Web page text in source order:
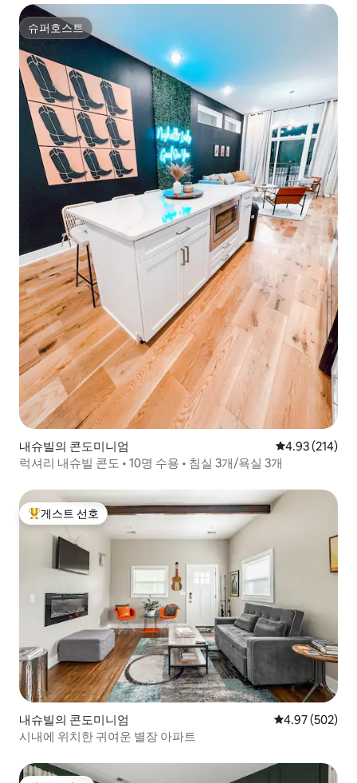
지고 있습니다. 저희는 절반 가격 이하이며,
리트리트 앳 투 리버스에서 훨씬 더 많은 것
을 얻을 수 있습니다! 여러분을 호스팅하고
싶습니다! 예약이 금방 찬답니다. 오늘 예약
하세요. 저희는 숙소에 거주하지만 게스트
의 공간은 전용 주차 공간, 출입구, 현관이
있어 완전히 개인적인 공간입니다. 환영 인
사 후 저희를 보지 못하는 게스트가 많습니
다. 페이스북 페이지에서 '좋아요'를 눌러주
세요. 리트리트 앳 투 리버스, 내슈빌 에어비
앤비, 내슈빌의 일어나는 일과 저희가 좋아
하는 장소를 게시합니다. 트위터
(@retreatat2river) 및 인스타그램
(retreat_at_2_rivers_airbnb)에서 저희를
팔로우하실 수도 있습니다. 다음 링크에서
유튜브 동영상을 찾아보세요. 리트리트 앳
투 리버스, 내슈빌, 테네시 에어비앤비 게스
트 하우스 내슈빌 시내에서 가까운 거리에
있으며 세계적으로 유명한 그랜드 올 오프
리에서 가까운 곳에 위치한 이 동네에는 테
네시에서 가장 큰 쇼핑몰을 포함한 훌륭한
쇼핑몰, 레스토랑, 자전거 도로, 산책로 등
다양한 액티비티를 즐길 수 있습니다. 위치
때문에 리프트나 우버를 이용하거나 운전
하기가 매우 쉽습니다. 저희는 내슈빌 시내
를 오가는 교통량이 가장 적은 지역에 있습
니다. 내슈빌 메트로 허가번호: (전화번호
숨김) 합법적인 메트로 내슈빌 STRP 허가와
최신 사업자 등록증이 있습니다. 리트리트
앳 투 리버스는 통계적으로 내슈빌에서 가
장 안전한 지역에 있습니다!
슈퍼호스트
슈퍼호스트
내슈빌의 콘도미니엄 평점 4.93점(5
4.93 (214)
럭셔리 내슈빌 콘도 • 10명 수용 • 침실 3개/욕실 3개
상위 게스트 선호
게스트 선호
내슈빌의 콘도미니엄 평점 4.97점(5
4.97 (502)
시내에 위치한 귀여운 별장 아파트